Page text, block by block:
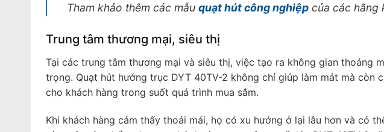
Tham khảo thêm các mẫu quạt hút công nghiệpcủa các hãng
Trung tâm thương mại, siêu thị
Tại các trung tâm thương mại và siêu thị, việc tạo ra không gian thoáng
trọng. Quạt hút hướng trục DYT 40TV-2 không chỉ giúp làm mát mà còn
cho khách hàng trong suốt quá trình mua sắm.
Khi khách hàng cảm thấy thoải mái, họ có xu hướng ở lại lâu hơn và có